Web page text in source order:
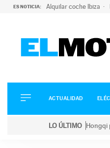
ES NOTICIA: Alquilar coche Ibiza
ELÉCTRICOS
CONDUCIR
ACTUALIDAD
LO ÚLTIMO Hongqi